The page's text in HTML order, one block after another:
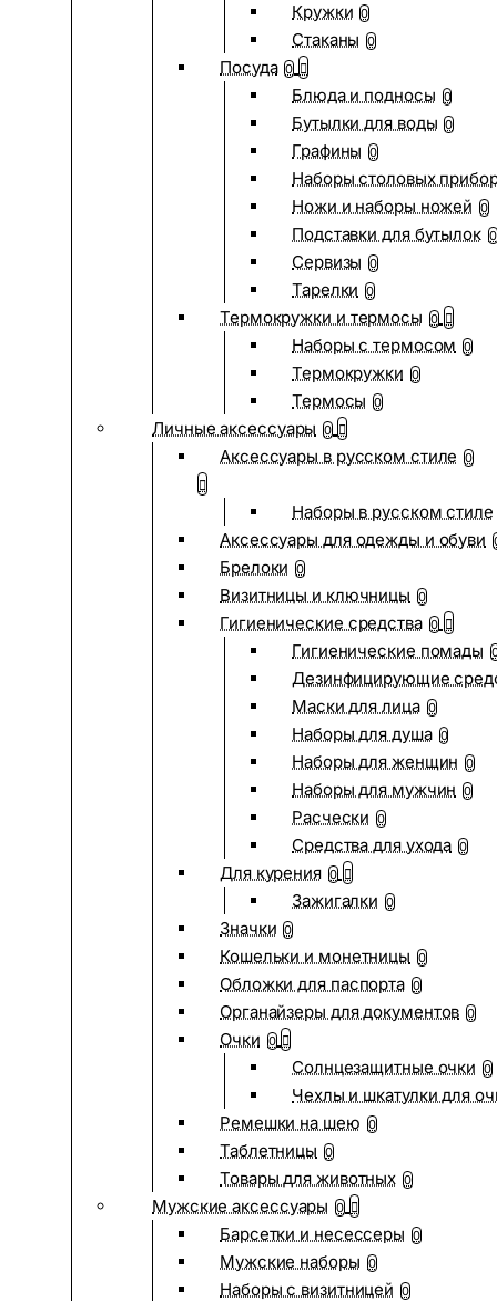
Кружки 0
Стаканы 0
Посуда 0
Блюда и подносы 0
Бутылки для воды 0
Графины 0
Наборы столовых
Ножи и наборы ножей 0
Подставки для бутылок 0
Сервизы 0
Тарелки 0
Термокружки и термосы 0
Наборы с термосом 0
Термокружки 0
Термосы 0
Личные аксессуары 0
Аксессуары в русском стиле 0
Наборы в русском стиле
Аксессуары для одежды и обуви
Брелоки 0
Визитницы и ключницы 0
Гигиенические средства 0
Гигиенические помады
Дезинфицирующие
Маски для лица 0
Наборы для душа 0
Наборы для женщин 0
Наборы для мужчин 0
Расчески 0
Средства для ухода 0
Для курения 0
Зажигалки 0
Значки 0
Кошельки и монетницы 0
Обложки для паспорта 0
Органайзеры для документов 0
Очки 0
Солнцезащитные очки 0
Чехлы и шкатулки для
Ремешки на шею 0
Таблетницы 0
Товары для животных 0
Мужские аксессуары 0
Барсетки и несессеры 0
Мужские наборы 0
Наборы с визитницей 0